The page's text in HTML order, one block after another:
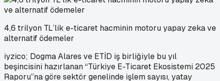
4,6 trilyon TL’lik e-ticaret hacminin motoru yapay zeka ve
alternatif ödemeler
iyzico; Dogma Alares ve ETİD iş birliğiyle bu yıl
beşincisini hazırlanan “Türkiye E-Ticaret Ekosistemi 2025
Raporu”na göre sektör genelinde işlem sayısı, yatay